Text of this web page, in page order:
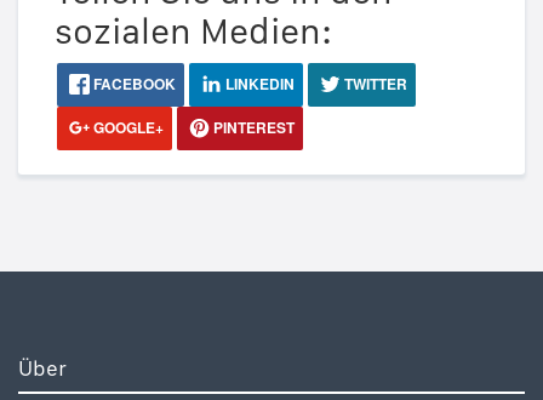
sozialen Medien:
FACEBOOK LINKEDIN
TWITTER
GOOGLE+
PINTEREST
Über